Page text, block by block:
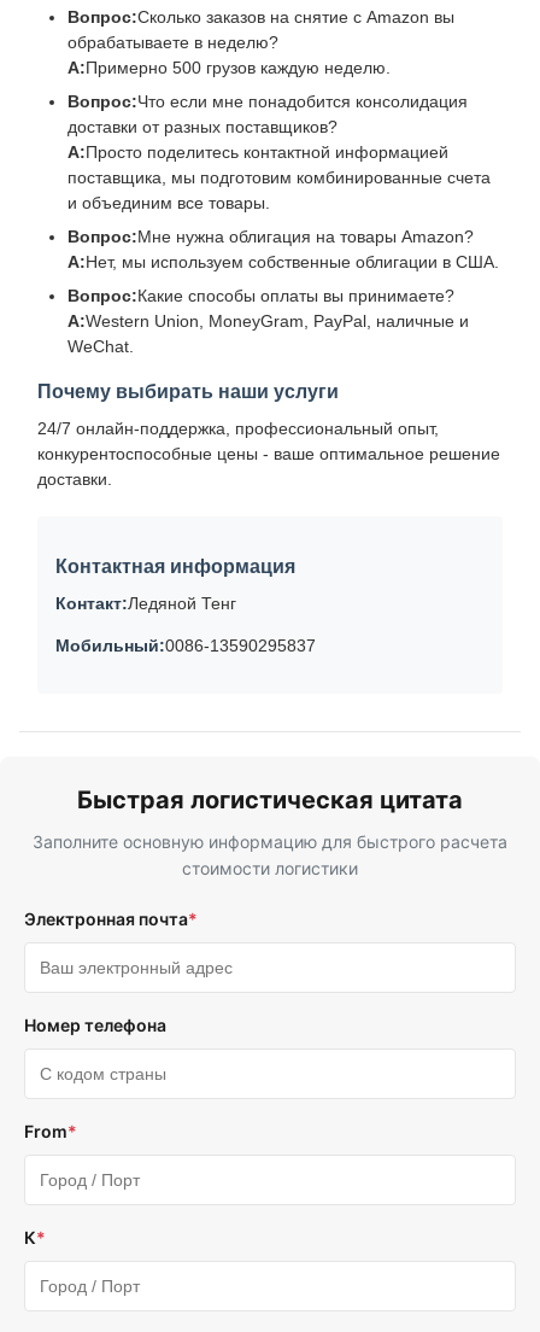
Вопрос:Сколько заказов на снятие с Amazon вы
обрабатываете в неделю?
А:Примерно 500 грузов каждую неделю.
Вопрос:Что если мне понадобится консолидация
доставки от разных поставщиков?
А:Просто поделитесь контактной информацией
поставщика, мы подготовим комбинированные счета
и объединим все товары.
Вопрос:Мне нужна облигация на товары Amazon?
А:Нет, мы используем собственные облигации в США.
Вопрос:Какие способы оплаты вы принимаете?
А:Western Union, MoneyGram, PayPal, наличные и
WeChat.
Почему выбирать наши услуги
24/7 онлайн-поддержка, профессиональный опыт,
конкурентоспособные цены - ваше оптимальное решение
доставки.
Контактная информация
Контакт:Ледяной Тенг
Мобильный:0086-13590295837
Быстрая логистическая цитата
Заполните основную информацию для быстрого расчета
стоимости логистики
Электронная почта*
Номер телефона
From*
К*